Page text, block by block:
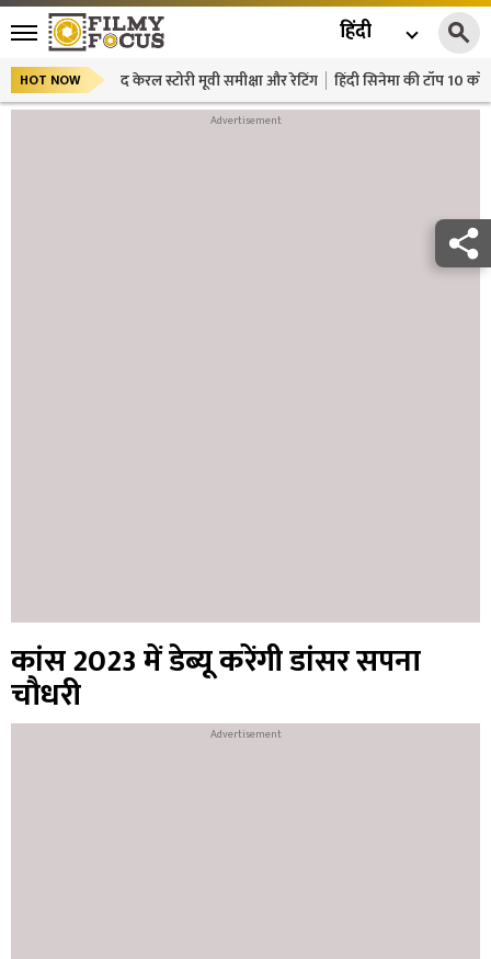
हिंदी
HOT NOW द केरल स्टोरी मूवी समीक्षा और रेटिंग हिंदी सिनेमा की टॉप 10
कांस 2023 में डेब्यू करेंगी डांसर सपना
चौधरी